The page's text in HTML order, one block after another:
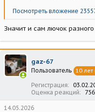
Посмотреть вложение
Значит и сам лючок
gaz-67
Пользователь 10
Регистрация
Оценка реакций
756
14.05.2026